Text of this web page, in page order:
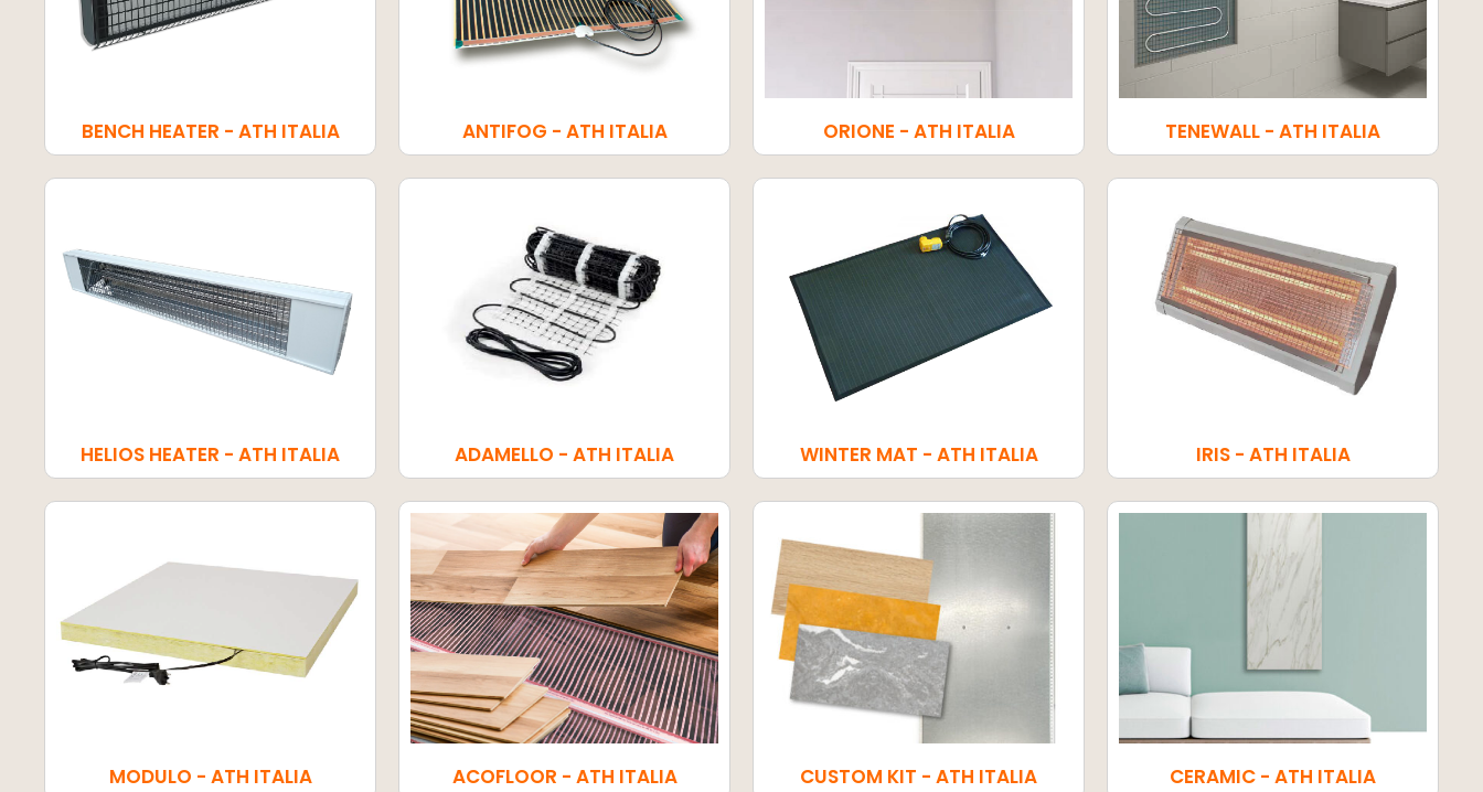
BENCH HEATER - ATH ITALIA ANTIFOG - ATH ITALIA ORIONE - ATH ITALIA TENEWALL - ATH ITALIA
HELIOS HEATER - ATH ITALIA ADAMELLO - ATH ITALIA WINTER MAT - ATH ITALIA IRIS - ATH ITALIA
MODULO - ATH ITALIA ACOFLOOR - ATH ITALIA CUSTOM KIT - ATH ITALIA CERAMIC - ATH ITALIA